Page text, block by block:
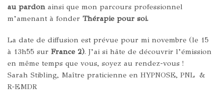
au pardon ainsi que mon parcours professionnel
m’amenant à fonder Thérapie pour soi.
La date de diffusion est prévue pour mi novembre (le 15
à 13h55 sur France 2). J’ai si hâte de découvrir l’émission
en même temps que vous, soyez au rendez-vous !
Sarah Stibling, Maître praticienne en HYPNOSE, PNL &
R-EMDR